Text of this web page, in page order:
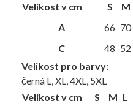
Velikost v cm S M
A
66 70
C
48 52
Velikost pro barvy:
černá L, XL, 4XL, 5XL
Velikost v cm
S M L